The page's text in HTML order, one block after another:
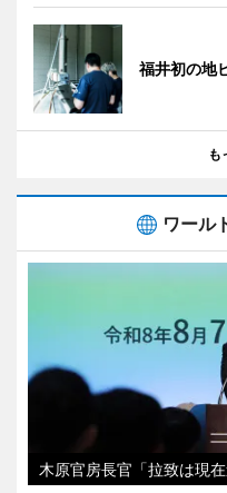
福井初の地
も
ワール
木原官房長官「拉致は現在